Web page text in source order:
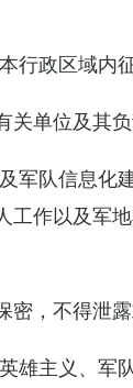
政区域内
单位及其负
军队信息化
作以及军
，不得泄露
雄主义、军